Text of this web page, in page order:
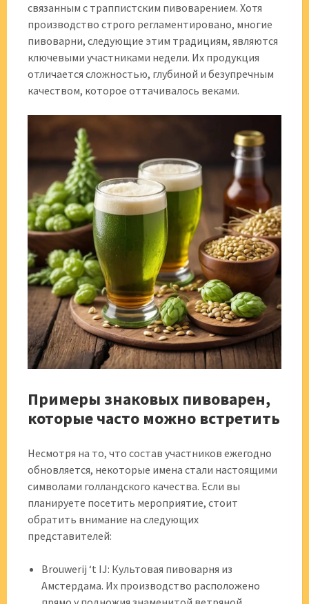
связанным с траппистским пивоварением. Хотя
производство строго регламентировано, многие
пивоварни, следующие этим традициям, являются
ключевыми участниками недели. Их продукция
отличается сложностью, глубиной и безупречным
качеством, которое оттачивалось веками.
Примеры знаковых пивоварен,
которые часто можно встретить
Несмотря на то, что состав участников ежегодно
обновляется, некоторые имена стали настоящими
символами голландского качества. Если вы
планируете посетить мероприятие, стоит
обратить внимание на следующих
представителей:
Brouwerij ‘t IJ: Культовая пивоварня из
Амстердама. Их производство расположено